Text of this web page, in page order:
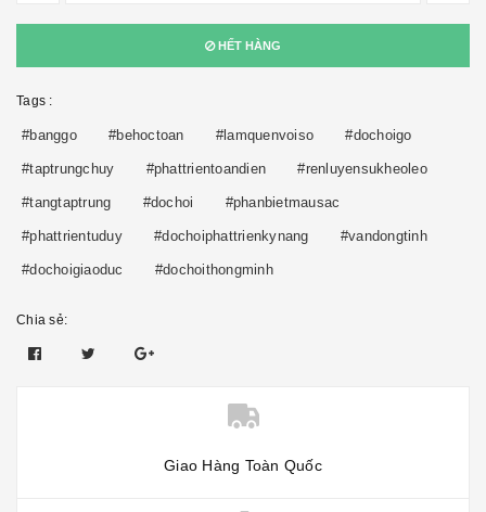
HẾT HÀNG
Tags :
#banggo #behoctoan #lamquenvoiso #dochoigo
#taptrungchuy #phattrientoandien #renluyensukheoleo
#tangtaptrung #dochoi #phanbietmausac
#phattrientuduy #dochoiphattrienkynang #vandongtinh
#dochoigiaoduc #dochoithongminh
Chia sẻ:
Giao Hàng Toàn Quốc